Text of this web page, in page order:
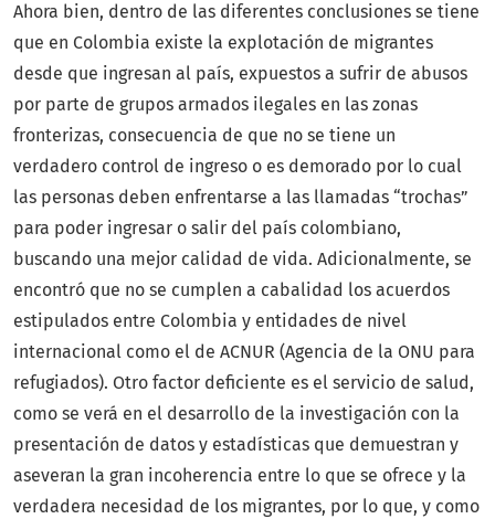
Ahora bien, dentro de las diferentes conclusiones se tiene
que en Colombia existe la explotación de migrantes
desde que ingresan al país, expuestos a sufrir de abusos
por parte de grupos armados ilegales en las zonas
fronterizas, consecuencia de que no se tiene un
verdadero control de ingreso o es demorado por lo cual
las personas deben enfrentarse a las llamadas “trochas”
para poder ingresar o salir del país colombiano,
buscando una mejor calidad de vida. Adicionalmente, se
encontró que no se cumplen a cabalidad los acuerdos
estipulados entre Colombia y entidades de nivel
internacional como el de ACNUR (Agencia de la ONU para
refugiados). Otro factor deficiente es el servicio de salud,
como se verá en el desarrollo de la investigación con la
presentación de datos y estadísticas que demuestran y
aseveran la gran incoherencia entre lo que se ofrece y la
verdadera necesidad de los migrantes, por lo que, y como